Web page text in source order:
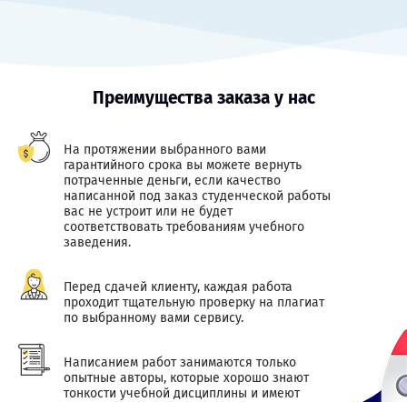
Преимущества заказа у нас
На протяжении выбранного вами
гарантийного срока вы можете вернуть
потраченные деньги, если качество
написанной под заказ студенческой работы
вас не устроит или не будет
соответствовать требованиям учебного
заведения.
Перед сдачей клиенту, каждая работа
проходит тщательную проверку на плагиат
по выбранному вами сервису.
Написанием работ занимаются только
опытные авторы, которые хорошо знают
тонкости учебной дисциплины и имеют